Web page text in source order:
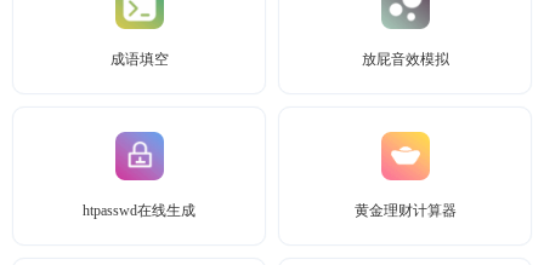
成语填空 放屁音效模拟
htpasswd在线生成 黄金理财计算器